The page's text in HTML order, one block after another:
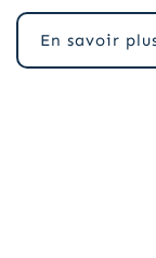
En savoir